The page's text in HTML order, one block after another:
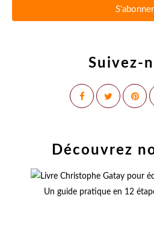
Suivez-
Découvrez
Un guide pratique en 12